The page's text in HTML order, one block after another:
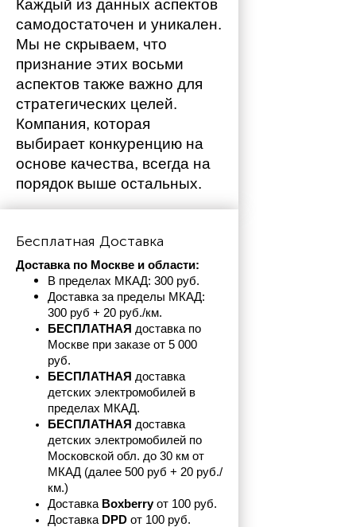
Каждый из данных аспектов
самодостаточен и уникален.
Мы не скрываем, что
признание этих восьми
аспектов также важно для
стратегических целей.
Компания, которая
выбирает конкуренцию на
основе качества, всегда на
порядок выше остальных.
Бесплатная Доставка
Доставка по Москве и области:
В пределах МКАД: 300 руб.
Доставка за пределы МКАД:
300 руб + 20 руб./км.
БЕСПЛАТНАЯ доставка по
Москве при заказе от 5 000
руб.
БЕСПЛАТНАЯ доставка
детских электромобилей в
пределах МКАД.
БЕСПЛАТНАЯ доставка
детских электромобилей по
Московской обл. до 30 км от
МКАД (далее 500 руб + 20 руб./
км.)
Доставка Boxberry от 100 руб.
Доставка DPD от 100 руб.